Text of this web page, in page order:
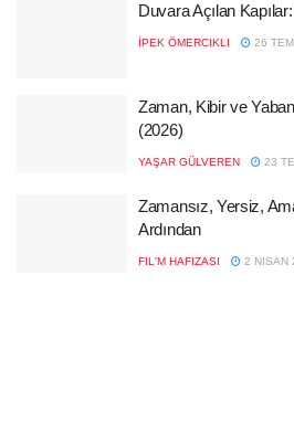
Duvara Açılan
İPEK ÖMERCIKLI 26
Zaman, Kibir ve
(2026)
YAŞAR GÜLVEREN 23
Zamansız, Yersiz,
Ardından
FIL'M HAFIZASI 2 NISAN